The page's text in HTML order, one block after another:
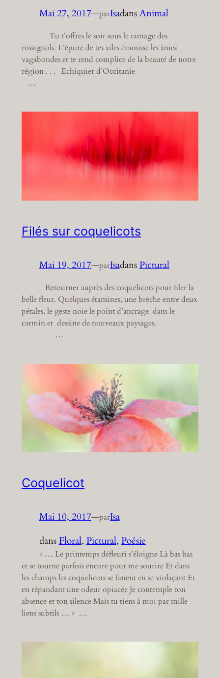
Mai 27, 2017—parIsadansAnimal
Tu t’offres le soir sous le ramage des
rossignols. L’épure de tes ailes émousse les âmes
vagabondes et te rend complice de la beauté de notre
région . . . Echiquier d’Occitanie
…
Filés sur coquelicots
Mai 19, 2017—parIsadansPictural
Retourner auprès des coquelicots pour filer la
belle fleur. Quelques étamines, une brèche entre deux
pétales, le geste noie le point d’ancrage dans le
carmin et dessine de nouveaux paysages.
…
Coquelicot
Mai 10, 2017—parIsa
dans Floral, Pictural, Poésie
« … Le printemps défleuri s’éloigne Là bas bas
et se tourne parfois encore pour me sourire Et dans
les champs les coquelicots se fanent en se violaçant Et
en répandant une odeur opiacée Je contemple ton
absence et ton silence Mais tu tiens à moi par mille
liens subtils … » …